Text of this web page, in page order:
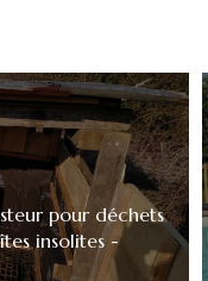
pour déchets
insolites -